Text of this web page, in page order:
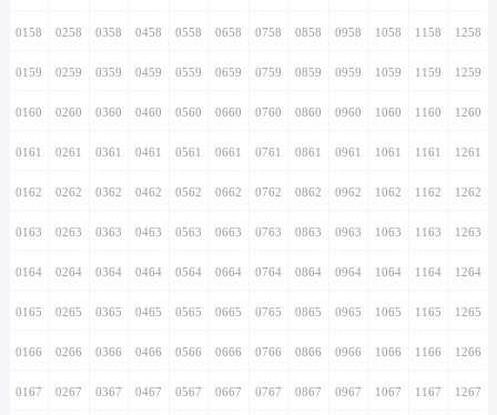
0158 0258 0358 0458 0558 0658 0758 0858 0958 1058 1158 1258
0159 0259 0359 0459 0559 0659 0759 0859 0959 1059 1159 1259
0160 0260 0360 0460 0560 0660 0760 0860 0960 1060 1160 1260
0161 0261 0361 0461 0561 0661 0761 0861 0961 1061 1161 1261
0162 0262 0362 0462 0562 0662 0762 0862 0962 1062 1162 1262
0163 0263 0363 0463 0563 0663 0763 0863 0963 1063 1163 1263
0164 0264 0364 0464 0564 0664 0764 0864 0964 1064 1164 1264
0165 0265 0365 0465 0565 0665 0765 0865 0965 1065 1165 1265
0166 0266 0366 0466 0566 0666 0766 0866 0966 1066 1166 1266
0167 0267 0367 0467 0567 0667 0767 0867 0967 1067 1167 1267